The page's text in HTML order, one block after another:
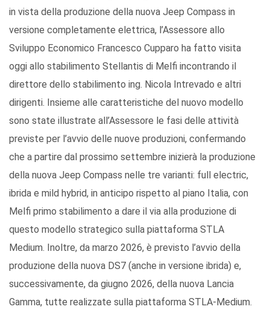
in vista della produzione della nuova Jeep Compass in
versione completamente elettrica, l’Assessore allo
Sviluppo Economico Francesco Cupparo ha fatto visita
oggi allo stabilimento Stellantis di Melfi incontrando il
direttore dello stabilimento ing. Nicola Intrevado e altri
dirigenti. Insieme alle caratteristiche del nuovo modello
sono state illustrate all’Assessore le fasi delle attività
previste per l’avvio delle nuove produzioni, confermando
che a partire dal prossimo settembre inizierà la produzione
della nuova Jeep Compass nelle tre varianti: full electric,
ibrida e mild hybrid, in anticipo rispetto al piano Italia, con
Melfi primo stabilimento a dare il via alla produzione di
questo modello strategico sulla piattaforma STLA
Medium. Inoltre, da marzo 2026, è previsto l’avvio della
produzione della nuova DS7 (anche in versione ibrida) e,
successivamente, da giugno 2026, della nuova Lancia
Gamma, tutte realizzate sulla piattaforma STLA-Medium.